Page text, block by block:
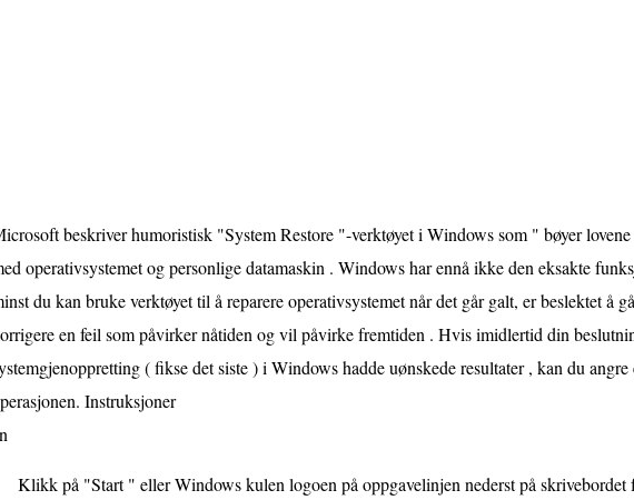
beskriver humoristisk "System Restore "-verktøyet i Windows som " bøyer
operativsystemet og personlige datamaskin . Windows har ennå ikke den eksakte
du kan bruke verktøyet til å reparere operativsystemet når det går galt, er beslektet å
en feil som påvirker nåtiden og vil påvirke fremtiden . Hvis imidlertid din
( fikse det siste ) i Windows hadde uønskede resultater , kan du
Instruksjoner
Klikk på "Start " eller Windows kulen logoen på oppgavelinjen nederst på skrivebordet